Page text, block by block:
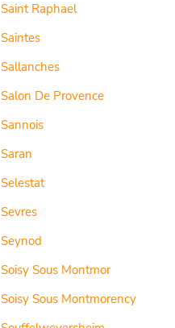
Saint Raphael
Saintes
Sallanches
Salon De Provence
Sannois
Saran
Selestat
Sevres
Seynod
Soisy Sous Montmor
Soisy Sous Montmorency